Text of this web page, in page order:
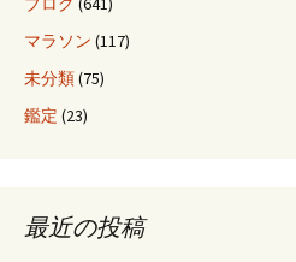
マラソン (117)
未分類(75)
鑑定 (23)
最近の投稿